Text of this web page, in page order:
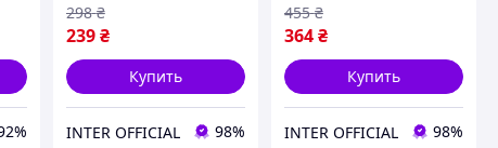
239 ₴
298 ₴
Купить
INTER OFFICIAL 98%
364₴
455 ₴
Купить
INTER OFFICIAL 98%